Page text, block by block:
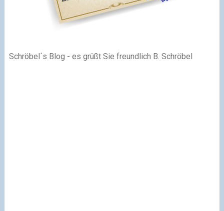
Schröbel´s Blog - es grüßt Sie freundlich B. Schröbel